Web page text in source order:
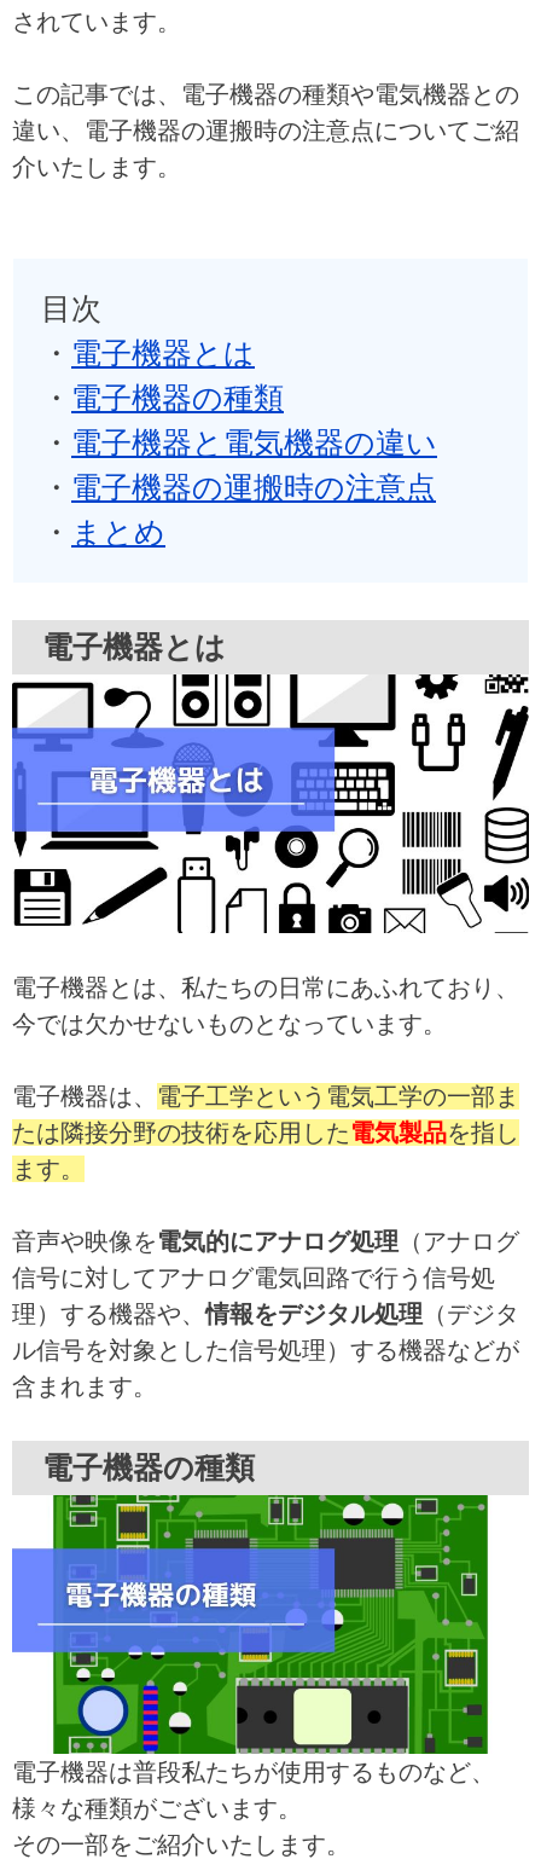
されています。
この記事では、電子機器の種類や電気機器との
違い、電子機器の運搬時の注意点についてご紹
介いたします。
目次
・ 電子機器とは
・ 電子機器の種類
・ 電子機器と電気機器の違い
・ 電子機器の運搬時の注意点
・ まとめ
電子機器とは
電子機器とは、私たちの日常にあふれており、
今では欠かせないものとなっています。
電子機器は、 電子工学という電気工学の一部ま
たは隣接分野の技術を応用した電気製品を指し
ます。
音声や映像を電気的にアナログ処理 （アナログ
信号に対してアナログ電気回路で行う信号処
理）する機器や、情報をデジタル処理 （デジタ
ル信号を対象とした信号処理）する機器などが
含まれます。
電子機器の種類
電子機器は普段私たちが使用するものなど、
様々な種類がございます。
その一部をご紹介いたします。